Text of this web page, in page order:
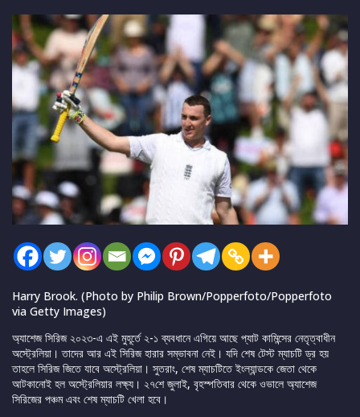
Harry Brook. (Photo by Philip Brown/Popperfoto/Popperfoto
via Getty Images)
অ্যাশেজ সিরিজ ২০২৩-এ এই মুহূর্তে ২-১ ব্যবধানে এগিয়ে আছে প্যাট কামিন্সের নেতৃত্বাধীন
অস্ট্রেলিয়া। তাদের আর এই সিরিজ হারার সম্ভাবনা নেই। যদি শেষ টেস্ট ম্যাচটি ড্র হয়
তাহলে সিরিজ জিতে যাবে অস্ট্রেলিয়া। সুতরাং, শেষ ম্যাচটিতে ইংল্যান্ডকে জেতা থেকে
আটকানোই হল অস্ট্রেলিয়ার লক্ষ্য। ২৭শে জুলাই, বৃহস্পতিবার থেকে ওভালে অ্যাশেজ
সিরিজের পঞ্চম এবং শেষ ম্যাচটি খেলা হবে।